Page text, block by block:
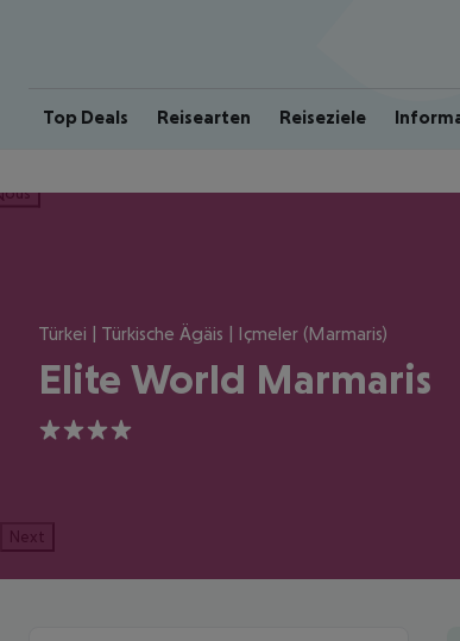
Top Deals Reisearten Reiseziele
Türkei | Türkische Ägäis | Içmeler (Marmaris)
Elite World Marmaris
4
Next